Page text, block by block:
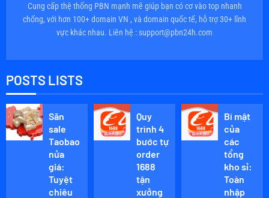
Cung cấp thệ thống PBN mạnh mẽ giúp bạn có cơ vào top nhanh
chống, với hơn 100+ domain VN , và domain quốc tế, hỗ trợ 30+ lĩnh
vực khác nhau. Liên hệ : support@pbn24h.com
POSTS LISTS
Săn
sale
Taobao
nửa
giá:
Tuyệt
chiêu
Quy
trình 4
bước tự
order
1688
tận
xưởng
Bí mật
của
các
tổng
kho sỉ:
Toàn
nhập